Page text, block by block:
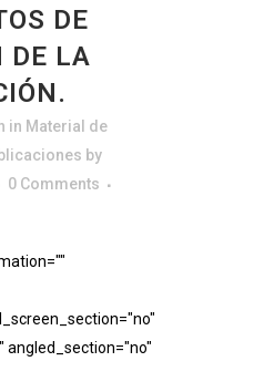
DE
DE LA
in Material de
by
0 Comments
angled_section="no"